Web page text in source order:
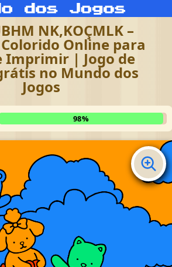
NK,KOÇMLK –
Online para
Imprimir | Jogo de
no Mundo dos
Jogos
98%